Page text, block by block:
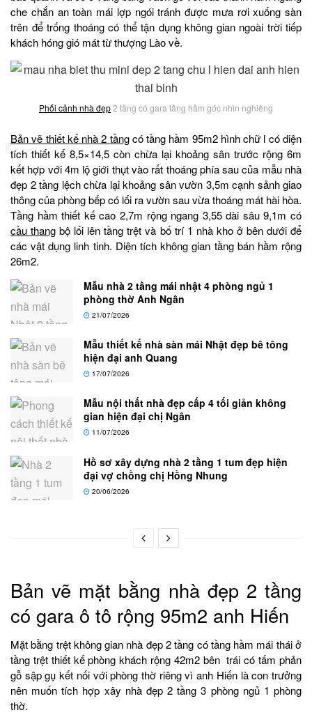
che chắn an toàn mái lợp ngói tránh được mưa rơi xuống sàn
trên để trống thoáng có thể tận dụng không gian ngoài trời tiếp
khách hóng gió mát từ thượng Lào về.
Phối cảnh nhà đẹp2 tầng có gara tầng hầm góc nhìn nghiêng
Bản vẽ thiết kế nhà 2 tầngcó tầng hầm 95m2 hình chữ l có diện
tích thiết kế 8,5×14,5 còn chừa lại khoảng sân trước rộng 6m
kết hợp với 4m lộ giới thụt vào rất thoáng phía sau của mẫu nhà
đẹp 2 tầng lệch chừa lại khoảng sân vườn 3,5m cạnh sảnh giao
thông của phòng bếp có lối ra vườn sau vừa thoáng mát hài hòa.
Tầng hầm thiết kế cao 2,7m rộng ngang 3,55 dài sâu 9,1m có
cầu thang bộ lối lên tầng trệt và bố trí 1 nhà kho ở bên dưới để
các vật dụng linh tinh. Diện tích không gian tầng bán hầm rộng
26m2.
Mẫu nhà 2 tầng mái nhật 4 phòng ngủ 1
phòng thờ Anh Ngân
21/07/2026
Mẫu thiết kế nhà sàn mái Nhật đẹp bê tông
hiện đại anh Quang
17/07/2026
Mẫu nội thất nhà đẹp cấp 4 tối giản không
gian hiện đại chị Ngân
11/07/2026
Hồ sơ xây dựng nhà 2 tầng 1 tum đẹp hiện
đại vợ chồng chị Hồng Nhung
20/06/2026
Bản vẽ mặt bằng nhà đẹp 2 tầng
có gara ô tô rộng 95m2 anh Hiến
Mặt bằng trệt không gian nhà đẹp 2 tầng có tầng hầm mái thái ở
tầng trệt thiết kế phòng khách rộng 42m2 bên trái có tấm phản
gỗ sập gụ kết nối với phòng thờ riêng vì anh Hiến là con trưởng
nên muốn tích hợp xây nhà đẹp 2 tầng 3 phòng ngủ 1 phòng
thờ.